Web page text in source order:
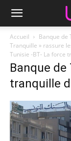
Accueil
Banque de
Tranquille » rassure
Tunisie -BT- La force
Banque de
tranquille